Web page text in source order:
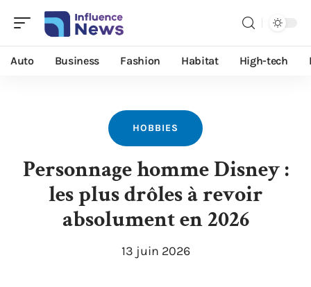
Auto Business Fashion Habitat High-tech
HOBBIES
Personnage homme Disney :
les plus drôles à revoir
absolument en 2026
13 juin 2026